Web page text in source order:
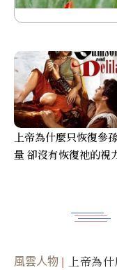
風雲人物
上帝為
上帝為什麼只恢復參
量 卻沒有恢復祂的視